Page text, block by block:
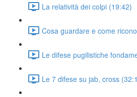
La relatività dei colpi (19:42)
Cosa guardare e come
Le difese pugilistiche
Le 7 difese su jab, cross